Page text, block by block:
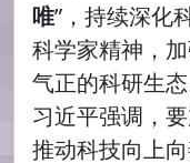
唯”，持续深化
科学家精神，
气正的科研生态
习近平强调，
推动科技向上